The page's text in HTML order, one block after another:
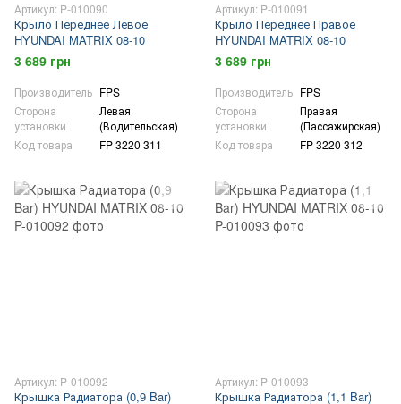
Артикул: P-010090
Крыло Переднее Левое
HYUNDAI MATRIX 08-10
3 689 грн
Производитель FPS
Сторона
установки
Левая
(Водительская)
Код товара
FP 3220 311
Артикул: P-010091
Крыло Переднее Правое
HYUNDAI MATRIX 08-10
3 689 грн
Производитель FPS
Сторона
установки
Правая
(Пассажирская)
Код товара
FP 3220 312
Артикул: P-010092
Крышка Радиатора (0,9 Bar)
Артикул: P-010093
Крышка Радиатора (1,1 Bar)